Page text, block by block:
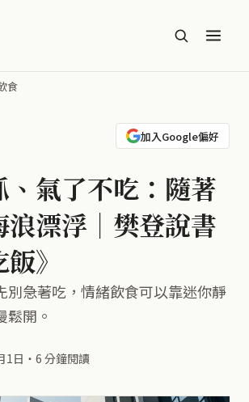
食
加入Google偏好
、氣了不吃：隨著
浪漂浮｜樊登說書
》
別急著吃，情緒飲食可以靠迷你靜
鬆開。
1日 ・ 6 分鐘閱讀